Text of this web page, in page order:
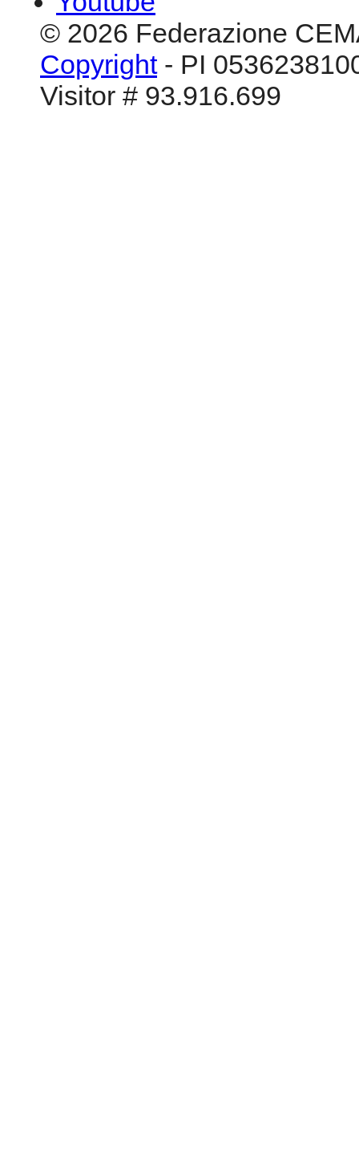
© 2026 Federazione
Copyright- PI
Visitor # 93.916.699